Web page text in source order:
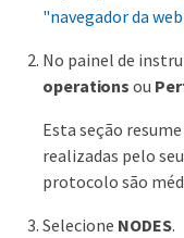
"navegador da
No painel de
operations ou
Esta seção
realizadas pelo
protocolo são
Selecione NODES.